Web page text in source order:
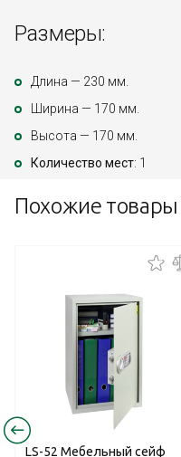
Размеры:
Длина — 230 мм.
Ширина — 170 мм.
Высота — 170 мм.
Количество мест: 1
Похожие товары
LS-52 Mебельный cейф